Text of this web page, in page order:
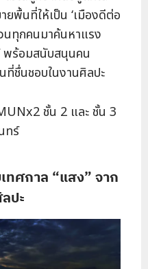
ยพื้นที่ให้เป็น ‘เมืองดีต่อ
ทุกคนมาค้นหาแรง
พร้อมสนับสนุนคน
ที่ชื่นชอบในงานศิลปะ
ชั้น 2 และ ชั้น 3
ทร์
ทศกาล “แสง” จาก
ปะ